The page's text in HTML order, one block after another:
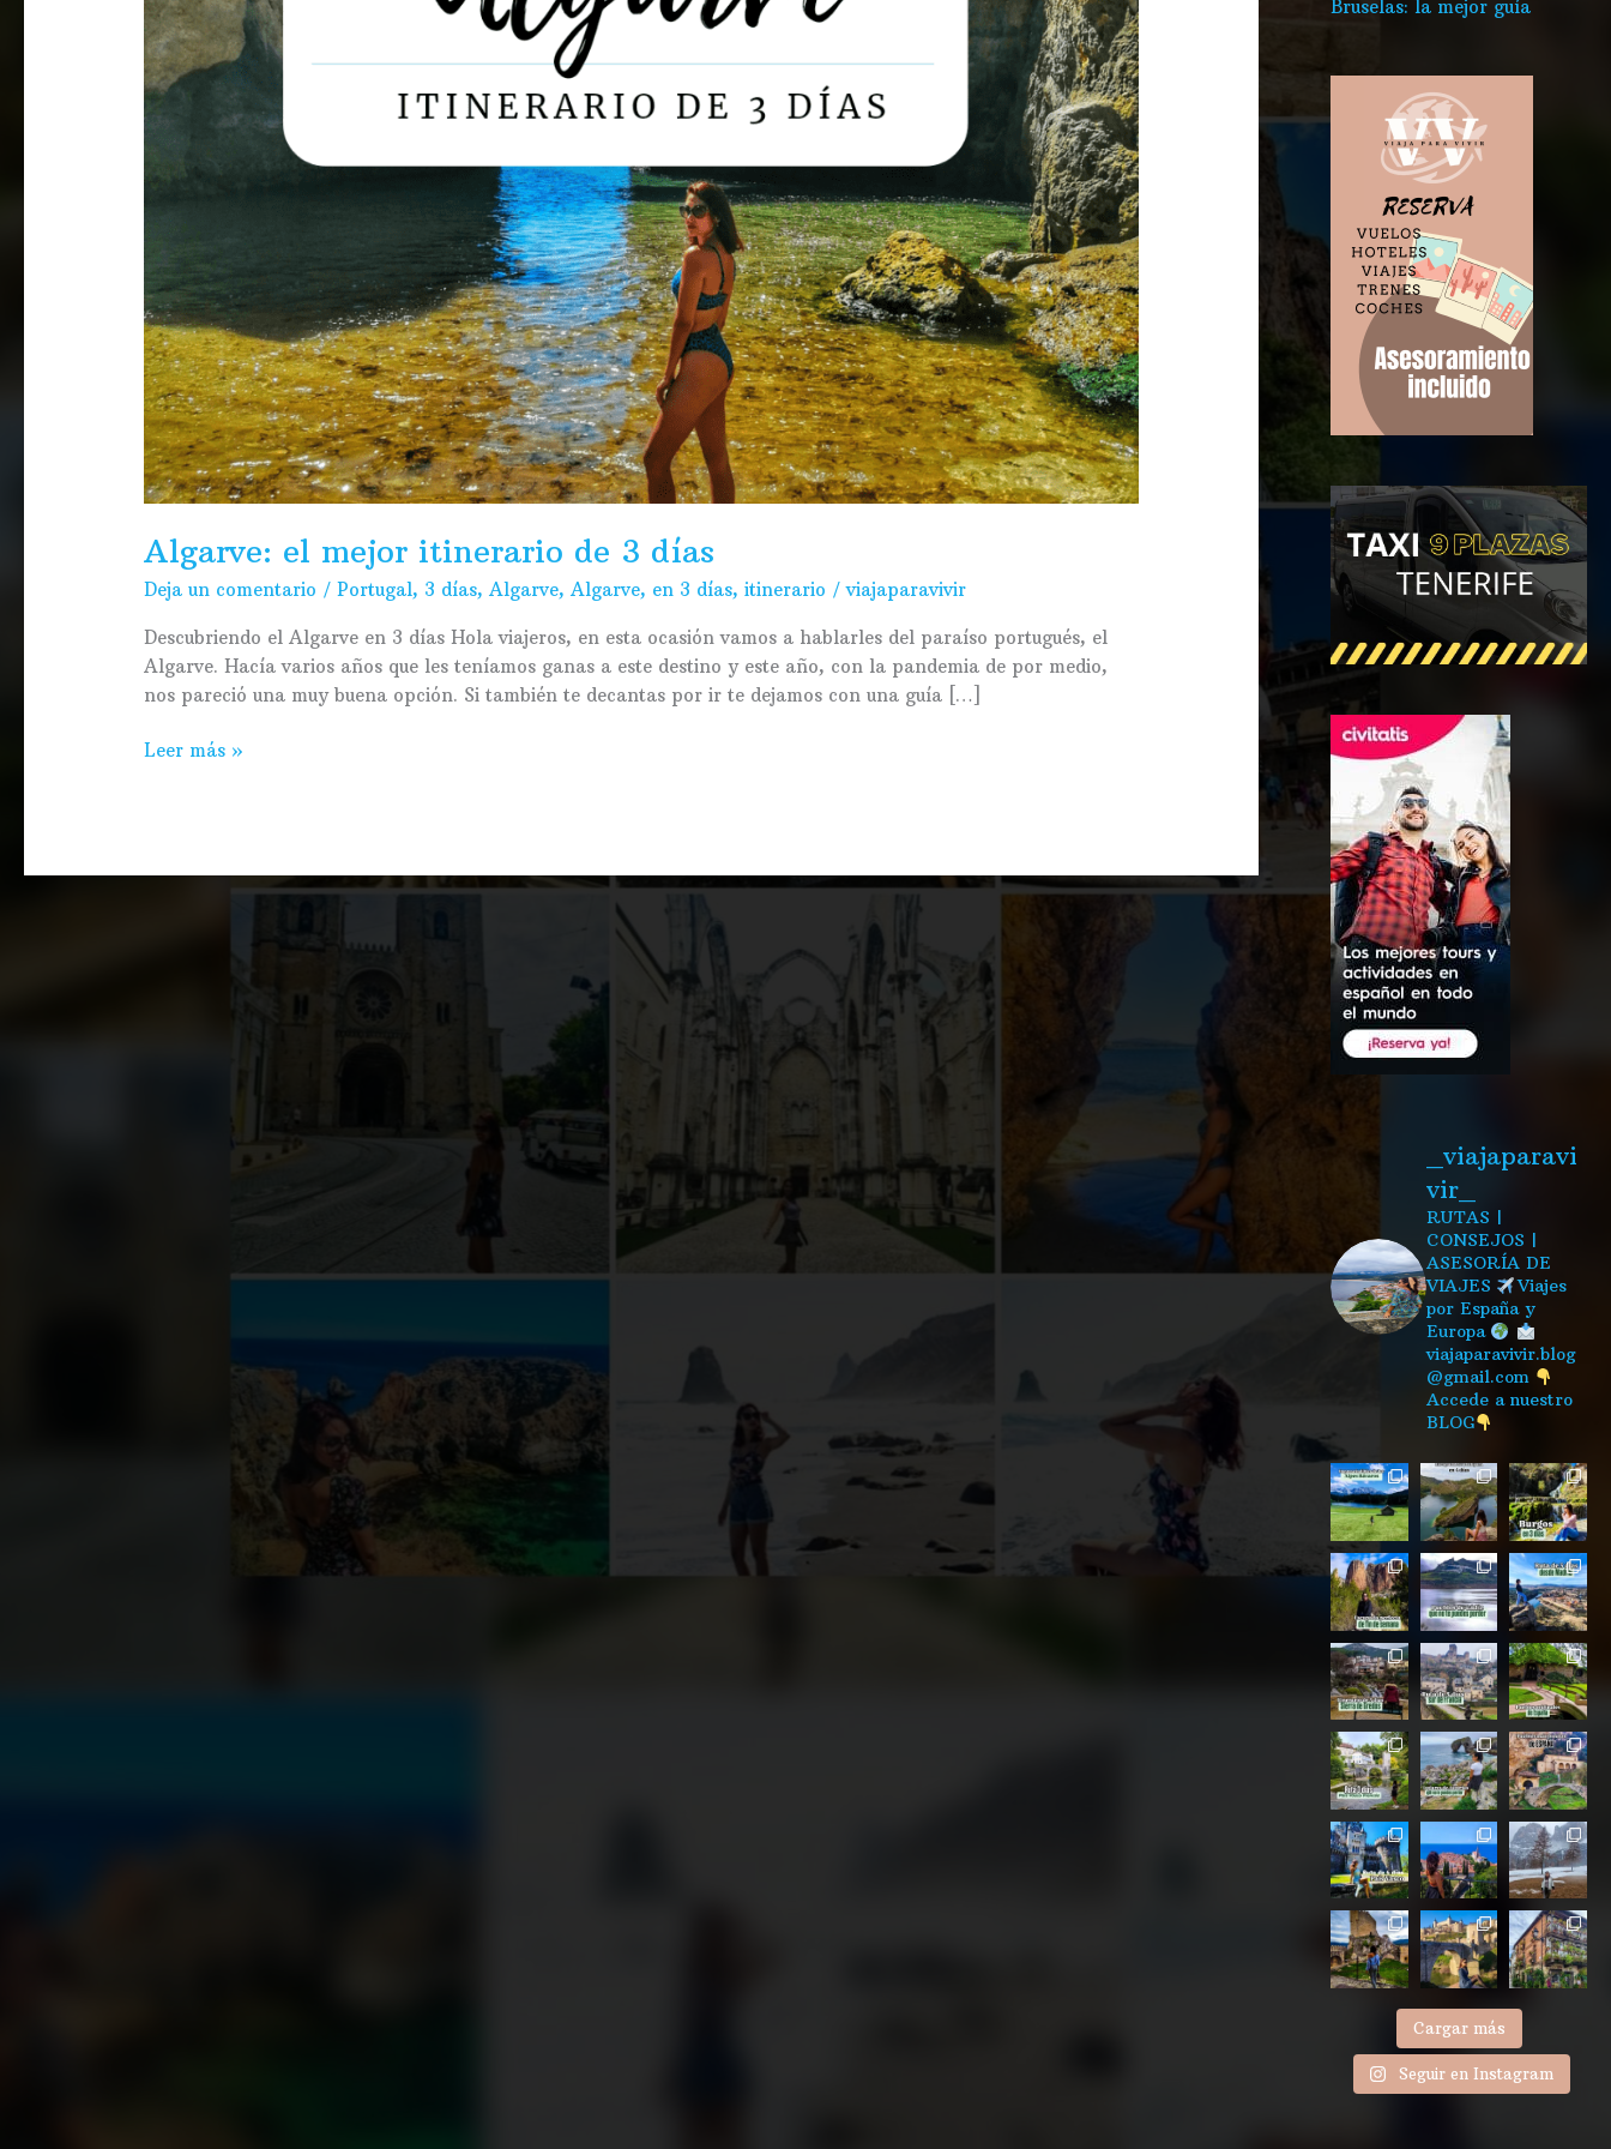
Algarve: el mejor itinerario de 3 días
Deja un comentario /Portugal, 3 días,Algarve,Algarve, en 3 días,itinerario /viajaparavivir
Descubriendo el Algarve en 3 días Hola viajeros, en esta ocasión vamos a hablarles del paraíso portugués, el
Algarve. Hacía varios años que les teníamos ganas a este destino y este año, con la pandemia de por medio,
nos pareció una muy buena opción. Si también te decantas por ir te dejamos con una guía […]
Leer más »
Bruselas: la mejor guía
_viajaparavi
vir_
RUTAS |
CONSEJOS |
ASESORÍA DE
VIAJES
Viajes
por España y
Europa
viajaparavivir.blog
@gmail.com
Accede a nuestro
BLOG
Cargar más
Seguir en Instagram